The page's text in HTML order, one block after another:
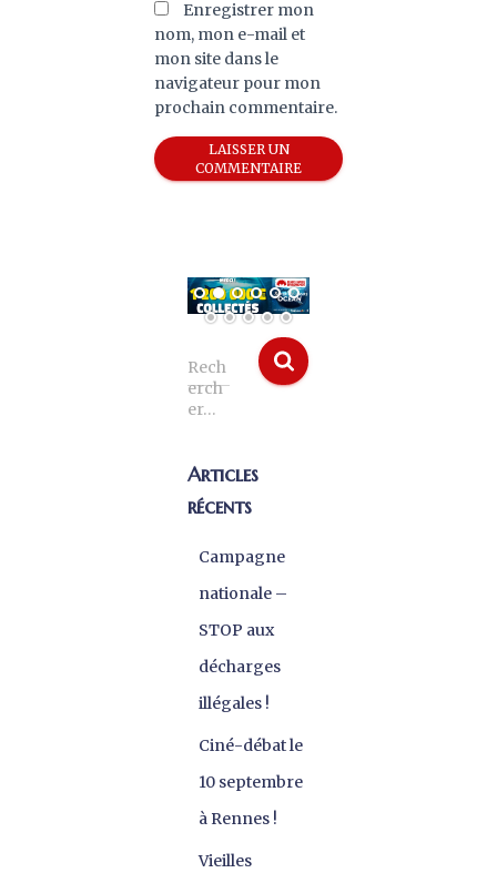
Enregistrer mon
nom, mon e-mail et
mon site dans le
navigateur pour mon
prochain commentaire.
Rech
erch
er…
Articles
récents
Campagne
nationale –
STOP aux
décharges
illégales !
Ciné-débat le
10 septembre
à Rennes !
Vieilles